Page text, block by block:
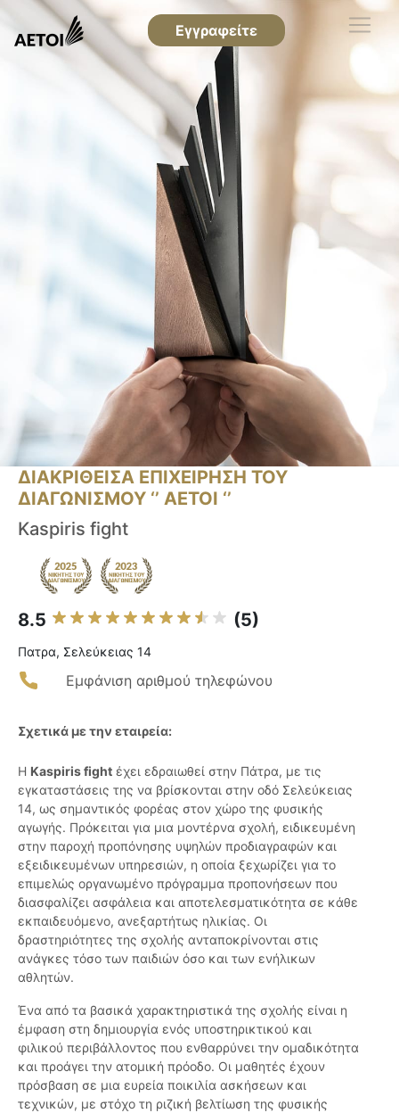
Εγγραφείτε
ΔΙΑΚΡΙΘΕΙΣΑ ΕΠΙΧΕΙΡΗΣΗ ΤΟΥ
ΔΙΑΓΩΝΙΣΜΟΥ ‘’ ΑΕΤΟΙ ‘’
Kaspiris fight
8.5 (5)
Πατρα, Σελεύκειας 14
Εμφάνιση αριθμού τηλεφώνου
Σχετικά με την εταιρεία:
Η Kaspiris fight έχει εδραιωθεί στην Πάτρα, με τις
εγκαταστάσεις της να βρίσκονται στην οδό Σελεύκειας
14, ως σημαντικός φορέας στον χώρο της φυσικής
αγωγής. Πρόκειται για μια μοντέρνα σχολή, ειδικευμένη
στην παροχή προπόνησης υψηλών προδιαγραφών και
εξειδικευμένων υπηρεσιών, η οποία ξεχωρίζει για το
επιμελώς οργανωμένο πρόγραμμα προπονήσεων που
διασφαλίζει ασφάλεια και αποτελεσματικότητα σε κάθε
εκπαιδευόμενο, ανεξαρτήτως ηλικίας. Οι
δραστηριότητες της σχολής ανταποκρίνονται στις
ανάγκες τόσο των παιδιών όσο και των ενήλικων
αθλητών.
Ένα από τα βασικά χαρακτηριστικά της σχολής είναι η
έμφαση στη δημιουργία ενός υποστηρικτικού και
φιλικού περιβάλλοντος που ενθαρρύνει την ομαδικότητα
και προάγει την ατομική πρόοδο. Οι μαθητές έχουν
πρόσβαση σε μια ευρεία ποικιλία ασκήσεων και
τεχνικών, με στόχο τη ριζική βελτίωση της φυσικής